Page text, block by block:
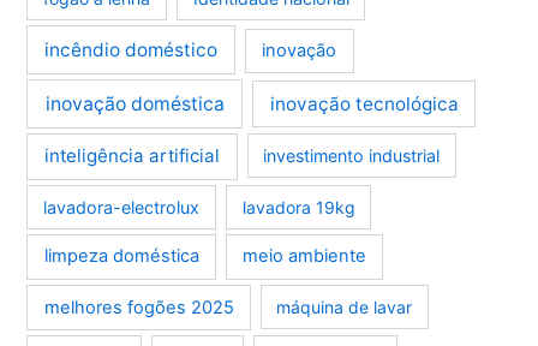
incêndio doméstico inovação
inovação doméstica inovação tecnológica
inteligência artificial investimento industrial
lavadora-electrolux lavadora 19kg
limpeza doméstica meio ambiente
melhores fogões 2025 máquina de lavar